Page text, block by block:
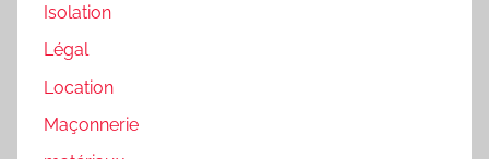
Isolation
Légal
Location
Maçonnerie